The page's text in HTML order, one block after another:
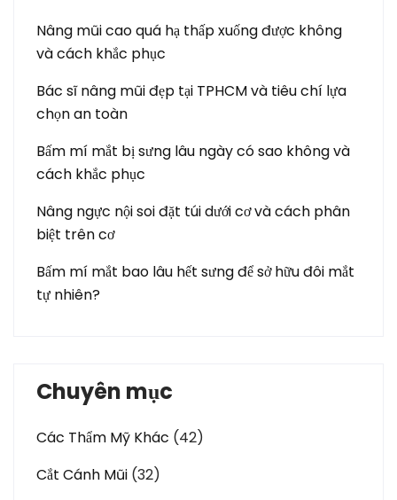
Nâng mũi cao quá hạ thấp xuống được không
và cách khắc phục
Bác sĩ nâng mũi đẹp tại TPHCM và tiêu chí lựa
chọn an toàn
Bấm mí mắt bị sưng lâu ngày có sao không và
cách khắc phục
Nâng ngực nội soi đặt túi dưới cơ và cách phân
biệt trên cơ
Bấm mí mắt bao lâu hết sưng để sở hữu đôi mắt
tự nhiên?
Chuyên mục
Các Thẩm Mỹ Khác (42)
Cắt Cánh Mũi (32)